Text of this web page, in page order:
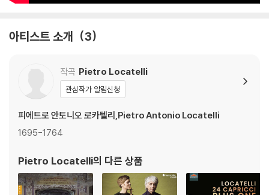
아티스트 소개 3
작곡 Pietro Locatelli
관심작가 알림신청
피에트로 안토니오 로카텔리,Pietro Antonio Locatelli
1695-1764
Pietro Locatelli의 다른 상품